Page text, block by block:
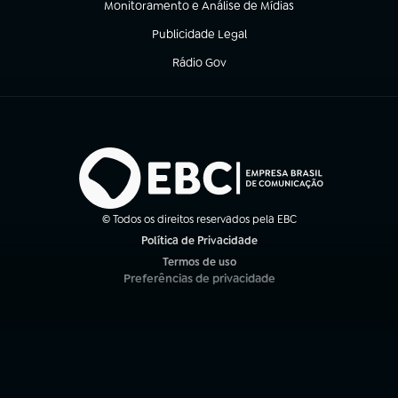
Monitoramento e Análise de Mídias
(abre em nova aba)
Publicidade Legal
(abre em nova aba)
Rádio Gov
(abre em nova aba)
© Todos os direitos reservados pela EBC
Política de Privacidade
Termos de uso
(abre em nova aba)
Preferências de privacidade